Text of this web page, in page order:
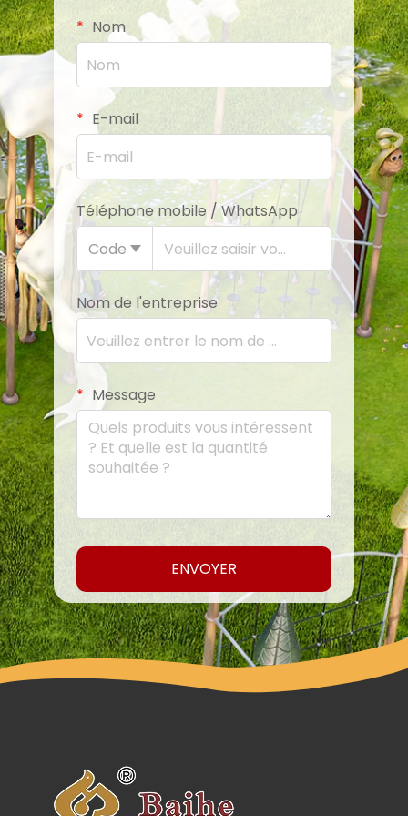
Nom
E-mail
Téléphone mobile / WhatsApp
Code
Nom de l'entreprise
Message
ENVOYER